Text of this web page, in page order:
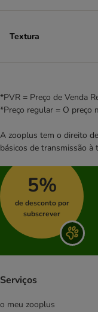
Josera
KITTY Cat
Leonardo
Lily's Kitchen
Lucky Lou
MAC´s
MERA
Miamor
MjAMjAM
Natural Trainer
Nature's Variety
Pawsome
Hardys
Textura
*PVR = Preço de Venda
*Preço regular = O preço
A zooplus tem o direito
básicos de transmissão
5%
de desconto por
subscrever
Serviços
o meu zooplus